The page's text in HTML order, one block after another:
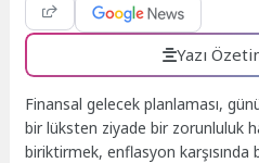
Yazı
Finansal gelecek planlaması,
bir lüksten ziyade bir zorunluluk
biriktirmek, enflasyon